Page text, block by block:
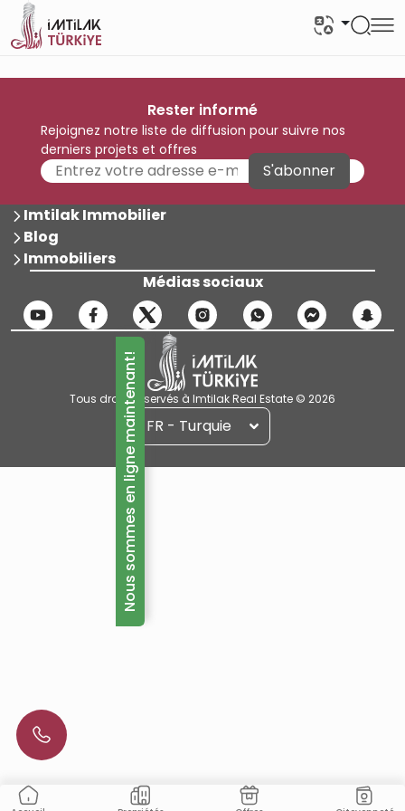
Rester informé
Rejoignez notre liste de diffusion pour suivre nos
derniers projets et offres
S'abonner
Imtilak Immobilier
Blog
Immobiliers
Médias sociaux
Tous droits réservés à Imtilak Real Estate © 2026
FR - Turquie
Nous sommes en ligne maintenant!